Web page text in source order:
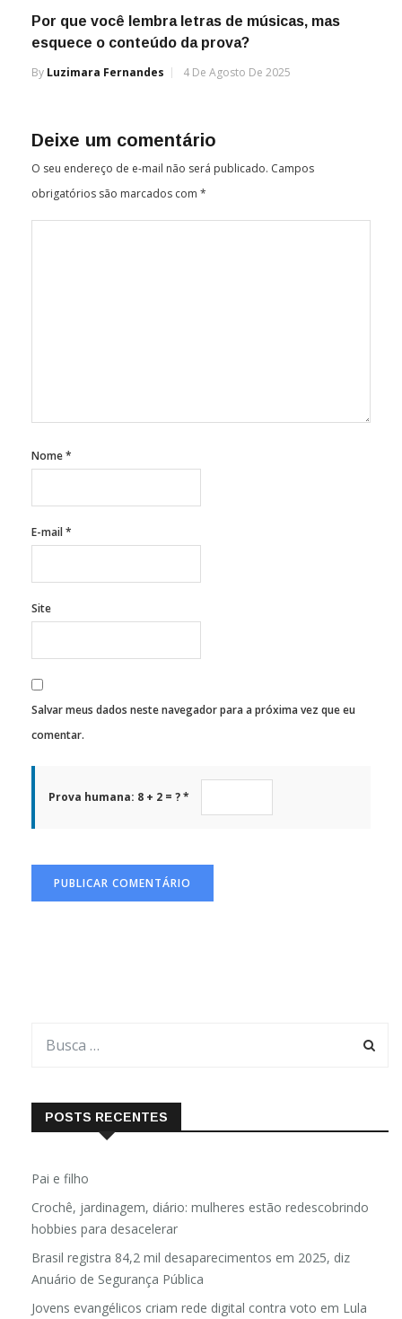
Por que você lembra letras de músicas, mas
esquece o conteúdo da prova?
By Luzimara Fernandes 4 De Agosto De 2025
Deixe um comentário
O seu endereço de e-mail não será publicado. Campos
obrigatórios são marcados com *
Nome*
E-mail*
Site
Salvar meus dados neste navegador para a próxima vez que eu
comentar.
Prova humana: 8 + 2 = ? *
POSTS RECENTES
Pai e filho
Crochê, jardinagem, diário: mulheres estão redescobrindo
hobbies para desacelerar
Brasil registra 84,2 mil desaparecimentos em 2025, diz
Anuário de Segurança Pública
Jovens evangélicos criam rede digital contra voto em Lula